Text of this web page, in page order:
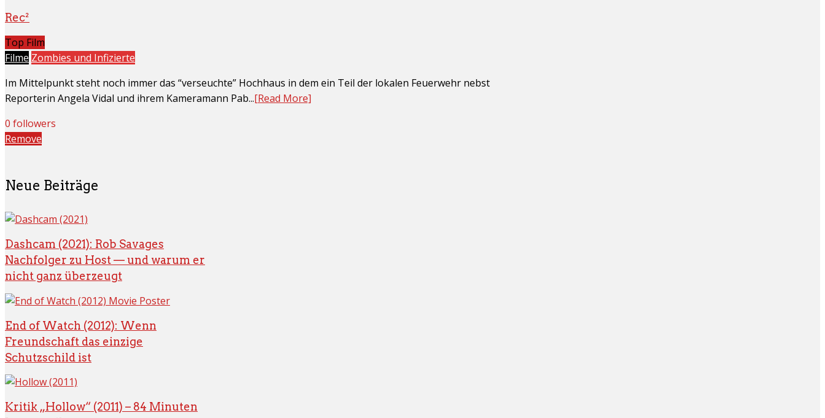
Rec²
Top Film
Filme Zombies und Infizierte
Im Mittelpunkt steht noch immer das “verseuchte” Hochhaus in dem ein Teil der lokalen Feuerwehr nebst
Reporterin Angela Vidal und ihrem Kameramann Pab...[Read More]
0 followers
Remove
Neue Beiträge
Dashcam (2021): Rob Savages
Nachfolger zu Host — und warum er
nicht ganz überzeugt
End of Watch (2012): Wenn
Freundschaft das einzige
Schutzschild ist
Kritik „Hollow“ (2011) – 84 Minuten